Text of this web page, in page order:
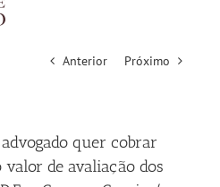
Anterior Próximo
quer cobrar
valor de avaliação dos